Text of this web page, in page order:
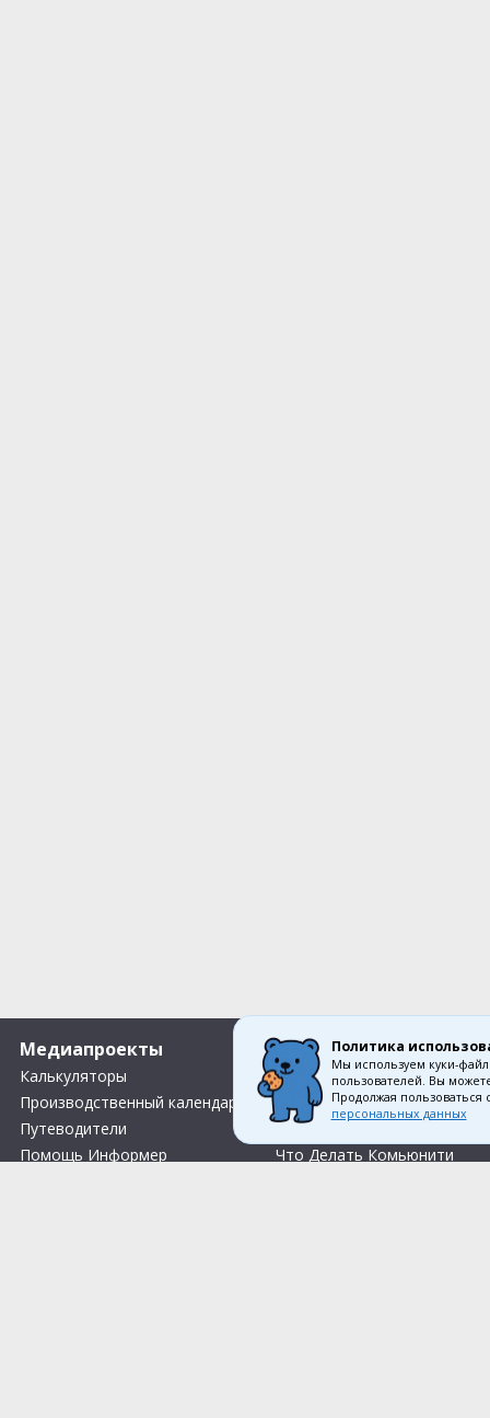
Медиапроекты
Калькуляторы
Производственный календарь
Путеводители
Помощь Информер
О компании
Вакансии
Контакты
О нас
Что Делать Комьюнити
Политика
Мы используем куки-
пользователей. Вы
Продолжая
персональных данных